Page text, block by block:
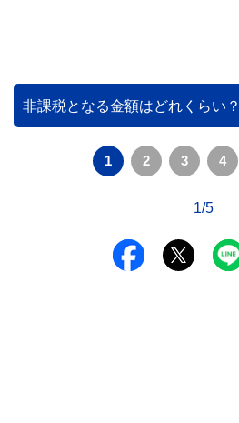
非課税となる金額はどれくらい？
1 2 3 4
1/5